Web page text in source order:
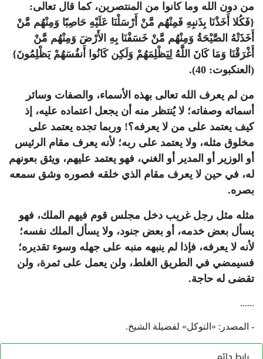
من دون الله وما كانوا من المنتصرين، كما قال تعالى:
{فَكُلا أَخَذْنَا بِذَنبِهِ فَمِنْهُم مَّنْ أَرْسَلْنَا عَلَيْهِ حَاصِبًا وَمِنْهُم مَّنْ
أَخَذَتْهُ الصَّيْحَةُ وَمِنْهُم مَّنْ خَسَفْنَا بِهِ الأَرْضَ وَمِنْهُم مَّنْ
أَغْرَقْنَا وَمَا كَانَ اللَّهُ لِيَظْلِمَهُمْ وَلَكِن كَانُوا أَنفُسَهُمْ يَظْلِمُونَ}
(العنكبوت: 40).
من لم يعرف الله تعالى بهذه الأسماء، والصفات وسائر
أسمائه وصفاته؛ لا يُنتظر منه أن يجعل اعتماده عليه، إذ
كيف يعتمد على من لا يعرفه؟! وربما تجده يعتمد على
مخلوق مثله، ولا يعتمد على ربه؛ لأنه يعرف مقام الرئيس
أو الوزير أو المدير أو الغني، فهو يعتمد عليهم، ويثق بعونهم
له، في حين لا يعرف مقام الذي خلقه فصوره وشق سمعه
بصره.
مثله مثل رجل غريب دخل مجلس قوم فيهم الملك، فهو
يسأل بعض خدمه، أو بعض جنود، ولا يسأل الملك نفسه؛
لأنه لا يعرفه، فإذا لم ينبهه منبه على جهله وسوء تقديره؛
فسيمضي في الطريق الغلط، ولن يعمل على ثمرة، ولن
تقضى له حاجة.
......
- المصدر: «التوكل» لفضيلة الشيخ.
رابط دائم